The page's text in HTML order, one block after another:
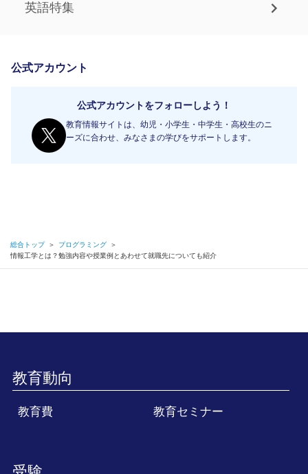
英語特集
公式アカウント
公式アカウントをフォローしよう！
教育情報サイトは、幼児・小学生・中学生・高校生のニ
ーズに合わせ、みなさまの学びをサポートします。
総合トップ ＞ プログラミング
＞
情報工学とは？勉強内容や授業例とあわせて就職先についても紹介
教育動向
教育費 教育セミナー